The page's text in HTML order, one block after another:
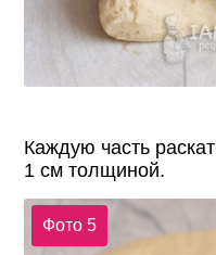
Каждую часть
1 см толщиной.
Фото 5